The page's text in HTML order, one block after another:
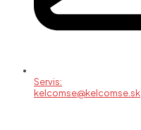
Servis:
kelcomse@kelcomse.sk